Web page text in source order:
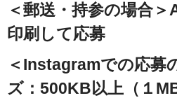
＜郵送・持参の場合
印刷して応募
＜Instagramでの応
ズ：500KB以上（１